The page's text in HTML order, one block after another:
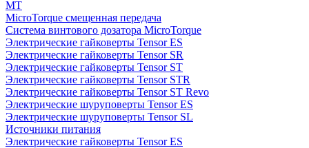
MT
MicroTorque смещенная передача
Система винтового дозатора MicroTorque
Электрические гайковерты Tensor ES
Электрические гайковерты Tensor SR
Электрические гайковерты Tensor ST
Электрические гайковерты Tensor STR
Электрические гайковерты Tensor ST Revo
Электрические шуруповерты Tensor ES
Электрические шуруповерты Tensor SL
Источники питания
Электрические гайковерты Tensor ES